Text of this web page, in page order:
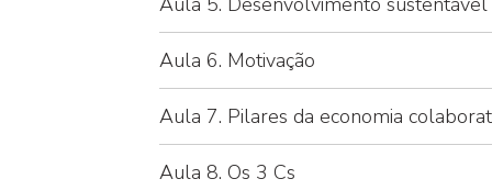
Aula 6. Motivação
Aula 7. Pilares da economia
Aula 8. Os 3 Cs